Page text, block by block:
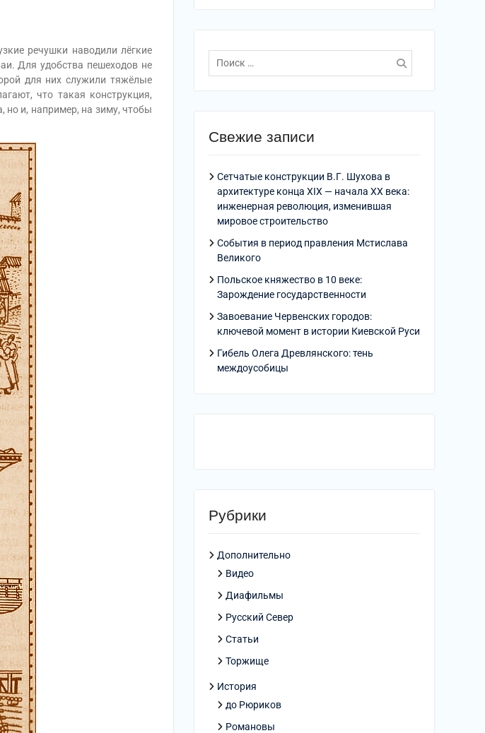
речушки наводили лёгкие
Для удобства пешеходов не
для них служили тяжёлые
что такая конструкция,
но и, например, на зиму, чтобы
Поиск
по:
Свежие записи
Сетчатые конструкции В.Г. Шухова в
архитектуре конца XIX — начала XX века:
инженерная революция, изменившая
мировое строительство
События в период правления Мстислава
Великого
Польское княжество в 10 веке:
Зарождение государственности
Завоевание Червенских городов:
ключевой момент в истории Киевской Руси
Гибель Олега Древлянского: тень
междоусобицы
Рубрики
Дополнительно
Видео
Диафильмы
Русский Север
Статьи
Торжище
История
до Рюриков
Романовы